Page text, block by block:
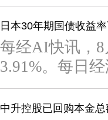
日本30年期国债收益
每经AI快讯，
3.91%。每日
中升控股已回购本金